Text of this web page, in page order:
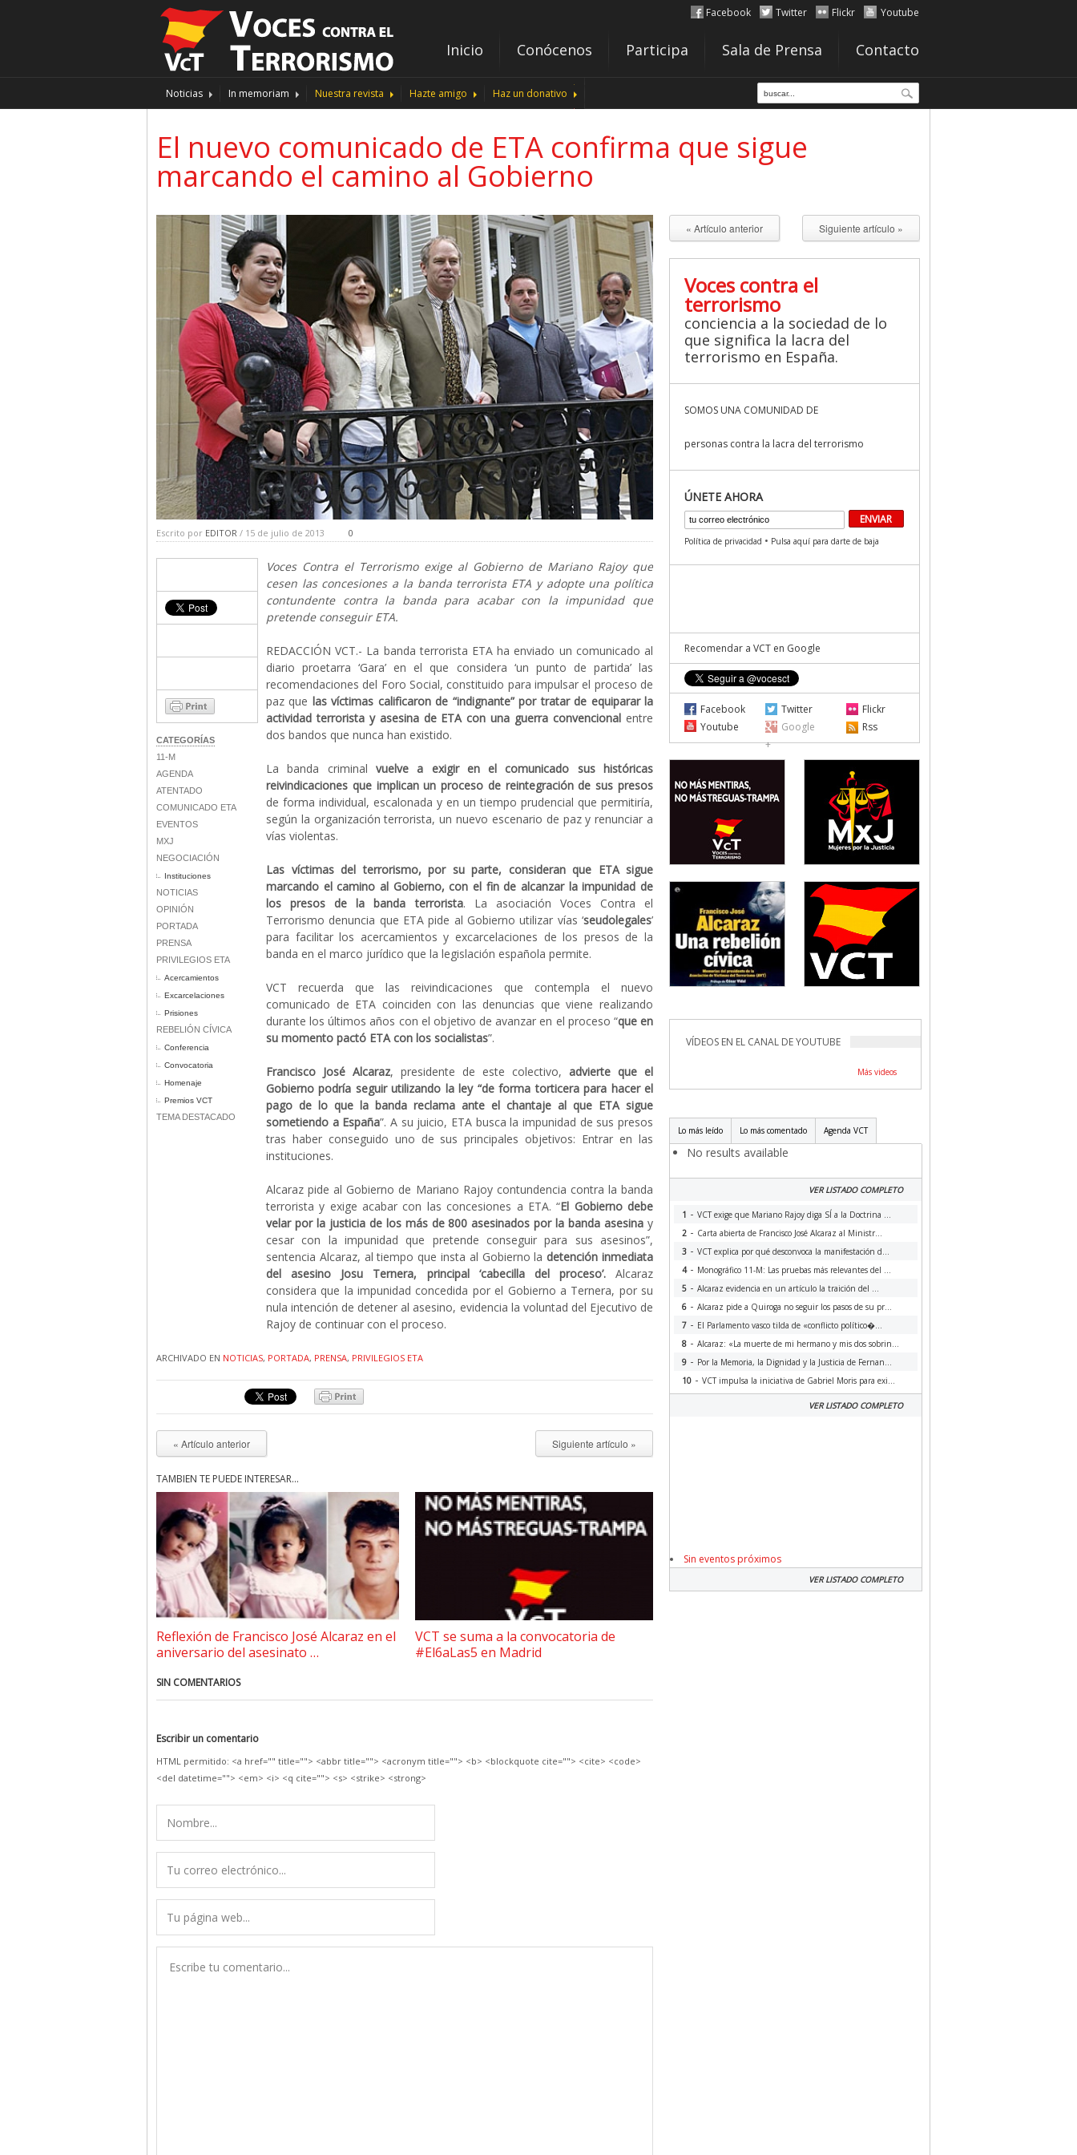
Facebook Twitter Flickr Youtube
Inicio Conócenos Participa Sala de Prensa Contacto
Noticias In memoriam Nuestra revista Hazte amigo Haz un donativo
El nuevo comunicado de ETA confirma que sigue
marcando el camino al Gobierno
Escrito por EDITOR / 15 de julio de 2013 0
CATEGORÍAS
11-M
AGENDA
ATENTADO
COMUNICADO ETA
EVENTOS
MXJ
NEGOCIACIÓN
Instituciones
NOTICIAS
OPINIÓN
PORTADA
PRENSA
PRIVILEGIOS ETA
Acercamientos
Excarcelaciones
Prisiones
REBELIÓN CÍVICA
Conferencia
Convocatoria
Homenaje
Premios VCT
TEMA DESTACADO
Voces Contra el Terrorismo exige al Gobierno de Mariano Rajoy que
cesen las concesiones a la banda terrorista ETA y adopte una política
contundente contra la banda para acabar con la impunidad que
pretende conseguir ETA.
REDACCIÓN VCT.- La banda terrorista ETA ha enviado un comunicado al
diario proetarra ‘Gara’ en el que considera ‘un punto de partida’ las
recomendaciones del Foro Social, constituido para impulsar el proceso de
paz que las víctimas calificaron de “indignante” por tratar de equiparar la
actividad terrorista y asesina de ETA con una guerra convencional entre
dos bandos que nunca han existido.
La banda criminal vuelve a exigir en el comunicado sus históricas
reivindicaciones que implican un proceso de reintegración de sus presos
de forma individual, escalonada y en un tiempo prudencial que permitiría,
según la organización terrorista, un nuevo escenario de paz y renunciar a
vías violentas.
Las víctimas del terrorismo, por su parte, consideran que ETA sigue
marcando el camino al Gobierno, con el fin de alcanzar la impunidad de
los presos de la banda terrorista. La asociación Voces Contra el
Terrorismo denuncia que ETA pide al Gobierno utilizar vías ‘seudolegales’
para facilitar los acercamientos y excarcelaciones de los presos de la
banda en el marco jurídico que la legislación española permite.
VCT recuerda que las reivindicaciones que contempla el nuevo
comunicado de ETA coinciden con las denuncias que viene realizando
durante los últimos años con el objetivo de avanzar en el proceso “que en
su momento pactó ETA con los socialistas”.
Francisco José Alcaraz, presidente de este colectivo, advierte que el
Gobierno podría seguir utilizando la ley “de forma torticera para hacer el
pago de lo que la banda reclama ante el chantaje al que ETA sigue
sometiendo a España”. A su juicio, ETA busca la impunidad de sus presos
tras haber conseguido uno de sus principales objetivos: Entrar en las
instituciones.
Alcaraz pide al Gobierno de Mariano Rajoy contundencia contra la banda
terrorista y exige acabar con las concesiones a ETA. “El Gobierno debe
velar por la justicia de los más de 800 asesinados por la banda asesina y
cesar con la impunidad que pretende conseguir para sus asesinos”,
sentencia Alcaraz, al tiempo que insta al Gobierno ladetención inmediata
del asesino Josu Ternera, principal ‘cabecilla del proceso’.Alcaraz
considera que la impunidad concedida por el Gobierno a Ternera, por su
nula intención de detener al asesino, evidencia la voluntad del Ejecutivo de
Rajoy de continuar con el proceso.
ARCHIVADO EN NOTICIAS, PORTADA, PRENSA, PRIVILEGIOS ETA
« Artículo anterior Siguiente artículo »
TAMBIÉN TE PUEDE INTERESAR...
Reflexión de Francisco José Alcaraz en el
aniversario del asesinato …
VCT se suma a la convocatoria de
#El6aLas5 en Madrid
SIN COMENTARIOS
Escribir un comentario
HTML permitido: <a href="" title=""> <abbr title=""> <acronym title=""> <b> <blockquote cite=""> <cite> <code>
<del datetime=""> <em> <i> <q cite=""> <s> <strike> <strong>
« Artículo anterior Siguiente artículo »
Voces contra el
terrorismo
conciencia a la sociedad de lo
que significa la lacra del
terrorismo en España.
SOMOS UNA COMUNIDAD DE
personas contra la lacra del terrorismo
ÚNETE AHORA
Política de privacidad • Pulsa aquí para darte de baja
Recomendar a VCT en Google
Facebook Twitter
Flickr
Youtube
Google
+
Rss
VÍDEOS EN EL CANAL DE YOUTUBE
Más videos
Lo más leído Lo más comentado Agenda VCT
No results available
VER LISTADO COMPLETO
1 - VCT exige que Mariano Rajoy diga SÍ a la Doctrina ...
2 - Carta abierta de Francisco José Alcaraz al Ministr...
3 - VCT explica por qué desconvoca la manifestación d...
4- Monográfico 11-M: Las pruebas más relevantes del ...
5 - Alcaraz evidencia en un artículo la traición del ...
6 - Alcaraz pide a Quiroga no seguir los pasos de su pr...
7 - El Parlamento vasco tilda de «conflicto político�...
8 - Alcaraz: «La muerte de mi hermano y mis dos sobrin...
9 - Por la Memoria, la Dignidad y la Justicia de Fernan...
10 - VCT impulsa la iniciativa de Gabriel Moris para exi...
VER LISTADO COMPLETO
Sin eventos próximos
VER LISTADO COMPLETO